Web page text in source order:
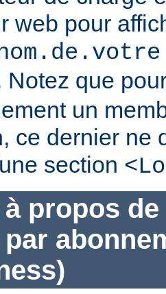
web pour
Notez que
un
ce dernier ne
section
propos